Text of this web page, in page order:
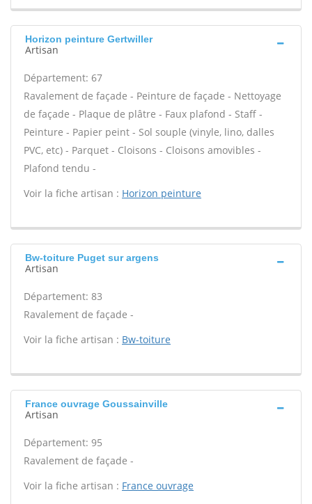
Horizon peinture Gertwiller
Artisan
Département: 67
Ravalement de façade - Peinture de façade - Nettoyage
de façade - Plaque de plâtre - Faux plafond - Staff -
Peinture - Papier peint - Sol souple (vinyle, lino, dalles
PVC, etc) - Parquet - Cloisons - Cloisons amovibles -
Plafond tendu -
Voir la fiche artisan : Horizon peinture
Bw-toiture Puget sur argens
Artisan
Département: 83
Ravalement de façade -
Voir la fiche artisan : Bw-toiture
France ouvrage Goussainville
Artisan
Département: 95
Ravalement de façade -
Voir la fiche artisan : France ouvrage